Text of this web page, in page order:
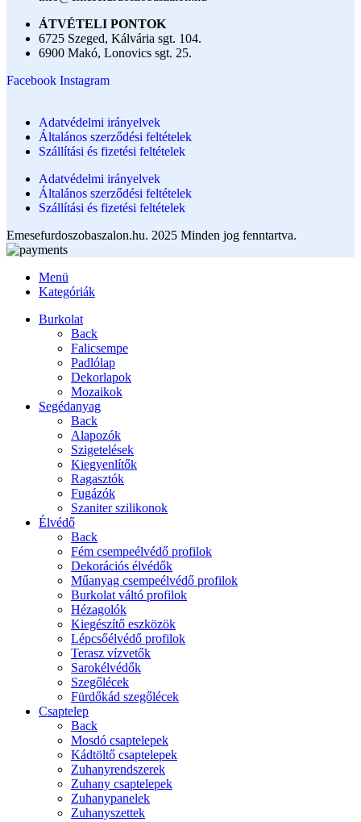
ÁTVÉTELI PONTOK
6725 Szeged, Kálvária sgt. 104.​
6900 Makó, Lonovics sgt. 25.
Facebook Instagram
Adatvédelmi irányelvek
Általános szerződési feltételek
Szállítási és fizetési feltételek
Adatvédelmi irányelvek
Általános szerződési feltételek
Szállítási és fizetési feltételek
Emesefurdoszobaszalon.hu. 2025 Minden jog fenntartva.
Menü
Kategóriák
Burkolat
Back
Falicsempe
Padlólap
Dekorlapok
Mozaikok
Segédanyag
Back
Alapozók
Szigetelések
Kiegyenlítők
Ragasztók
Fugázók
Szaniter szilikonok
Élvédő
Back
Fém csempeélvédő profilok
Dekorációs élvédők
Műanyag csempeélvédő profilok
Burkolat váltó profilok
Hézagolók
Kiegészítő eszközök
Lépcsőélvédő profilok
Terasz vízvetők
Sarokélvédők
Szegőlécek
Fürdőkád szegőlécek
Csaptelep
Back
Mosdó csaptelepek
Kádtöltő csaptelepek
Zuhanyrendszerek
Zuhany csaptelepek
Zuhanypanelek
Zuhanyszettek